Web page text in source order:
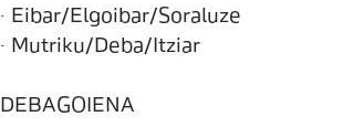
· Eibar/Elgoibar/Soraluze
· Mutriku/Deba/Itziar
DEBAGOIENA